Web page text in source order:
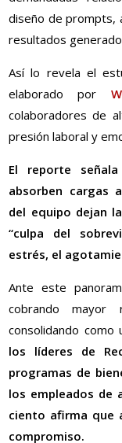
diseño de prompts,
resultados
Así lo revela el
elaborado por
colaboradores de
presión laboral y
El reporte
absorben cargas
del equipo dejan
“culpa del
estrés, el
Ante este
cobrando
consolidando como
los líderes de
programas de
los empleados de
ciento afirma que
compromiso.